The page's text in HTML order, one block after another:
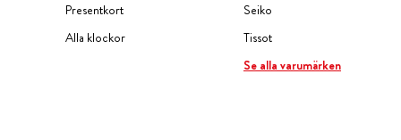
Presentkort
Alla klockor
Seiko
Tissot
Se alla varumärken